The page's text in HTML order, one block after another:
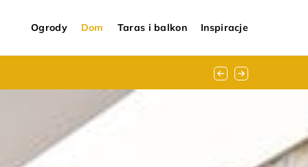
Ogrody Dom Taras i balkon Inspiracje